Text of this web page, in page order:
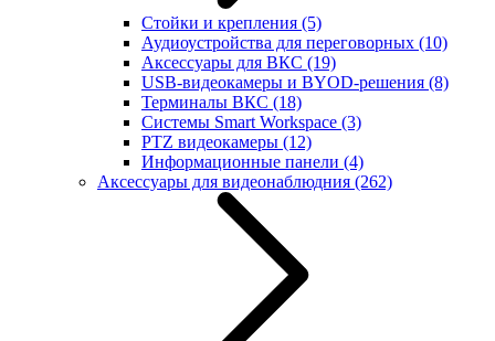
Стойки и крепления (5)
Аудиоустройства для переговорных (10)
Аксессуары для ВКС (19)
USB-видеокамеры и BYOD-решения (8)
Терминалы ВКС (18)
Системы Smart Workspace (3)
PTZ видеокамеры (12)
Информационные панели (4)
Аксессуары для видеонаблюдния (262)